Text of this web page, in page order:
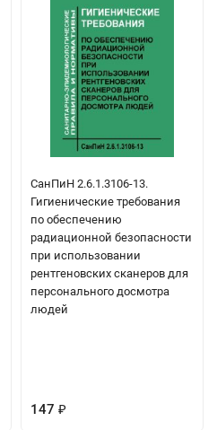
СанПиН 2.6.1.3106-13.
Гигиенические требования
по обеспечению
радиационной безопасности
при использовании
рентгеновских сканеров для
персонального досмотра
людей
147 ₽